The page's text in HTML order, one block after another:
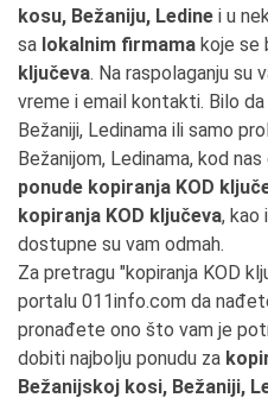
kosu, Bežaniju, Ledine i u
sa lokalnim firmama koje se
ključeva. Na raspolaganju su
vreme i email kontakti. Bilo
Bežaniji, Ledinama ili samo
Bežanijom, Ledinama, kod
ponude kopiranja KOD
kopiranja KOD ključeva, kao
dostupne su vam odmah.
Za pretragu "kopiranja KOD
portalu 011info.com da
pronađete ono što vam je
dobiti najbolju ponudu za
Bežanijskoj kosi, Bežaniji,